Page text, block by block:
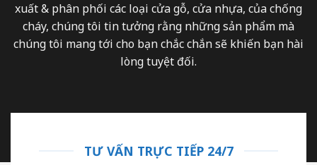
xuất & phân phối các loại cửa gỗ, cửa nhựa, của chống
cháy, chúng tôi tin tưởng rằng những sản phẩm mà
chúng tôi mang tới cho bạn chắc chắn sẽ khiến bạn hài
lòng tuyệt đối.
TƯ VẤN TRỰC TIẾP 24/7